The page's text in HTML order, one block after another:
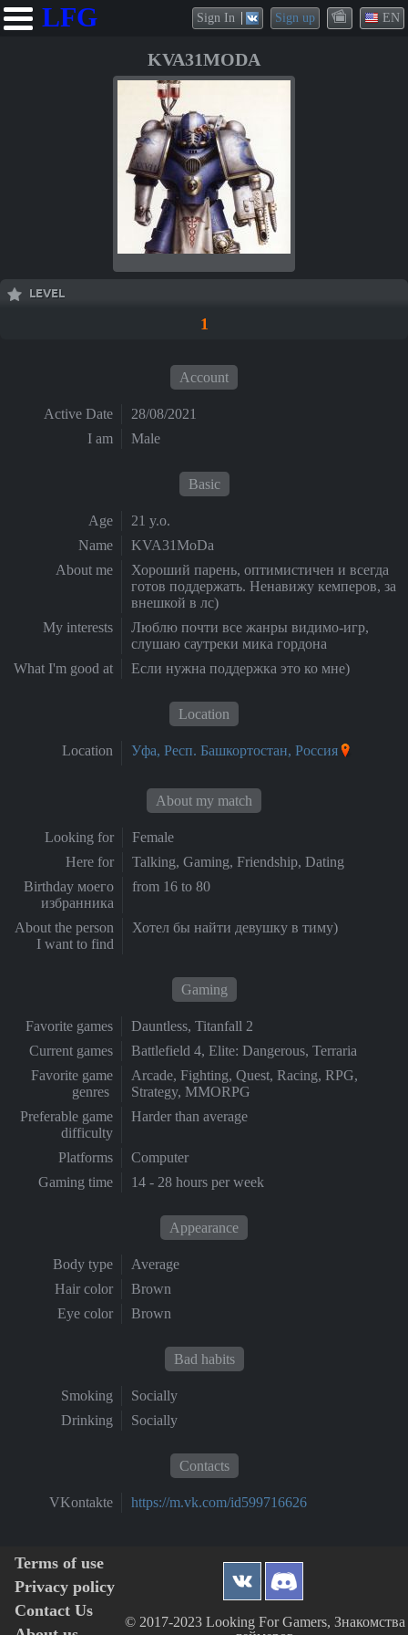
LFG Sign In Sign up EN
KVA31MODA
LEVEL
1
Account
Active Date
28/08/2021
I am
Male
Basic
Age
21 y.o.
Name
KVA31MoDa
About me
Хороший парень, оптимистичен и всегда
готов поддержать. Ненавижу кемперов, за
внешкой в лс)
My interests
Люблю почти все жанры видимо-игр,
слушаю саутреки мика гордона
What I'm good at
Если нужна поддержка это ко мне)
Location
Location Уфа, Респ. Башкортостан, Россия
About my match
Looking for
Female
Here for
Talking, Gaming, Friendship, Dating
Birthday моего
избранника
from 16 to 80
About the person
I want to find
Хотел бы найти девушку в тиму)
Gaming
Favorite games
Dauntless, Titanfall 2
Current games
Battlefield 4, Elite: Dangerous, Terraria
Favorite game
genres
Arcade, Fighting, Quest, Racing, RPG,
Strategy, MMORPG
Preferable game
difficulty
Harder than average
Platforms
Computer
Gaming time
14 - 28 hours per week
Appearance
Body type
Average
Hair color
Brown
Eye color
Brown
Bad habits
Smoking
Socially
Drinking
Socially
Contacts
VKontakte https://m.vk.com/id599716626
Terms of use
Privacy policy
Contact Us
© 2017-2023 Looking For Gamers, Знакомства